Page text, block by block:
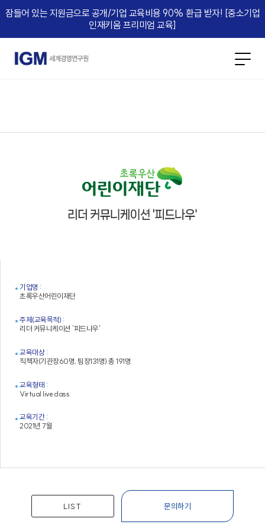
잠들어 있는 지원금으로 공개/기업 교육비용 90% 환급 받자! [중소기업
인재키움 프리미엄 교육]​
기업명 :
초록우산어린이재단
주제(교육목적) :
리더 커뮤니케이션 '피드나우'
교육대상 :
직책자(기관장60명, 팀장131명) 총 191명
교육형태 :
Virtual live class
교육기간 :
2021년 7월
LIST 문의하기